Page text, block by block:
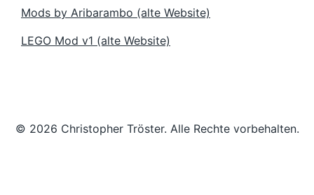
Mods by Aribarambo (alte Website)
LEGO Mod v1 (alte Website)
© 2026 Christopher Tröster. Alle Rechte vorbehalten.